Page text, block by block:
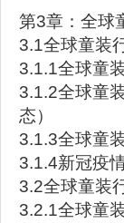
第3章：全球
3.1全球童装
3.1.1全球童
3.1.2全球童
态）
3.1.3全球童
3.1.4新冠疫
3.2全球童装
3.2.1全球童